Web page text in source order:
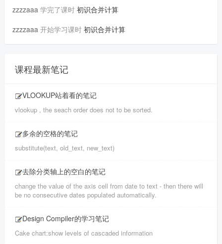
zzzzaaa 学完了课时 初识合并计算
zzzzaaa 开始学习课时 初识合并计算
课程最新笔记
VLOOKUP站着看的笔记
vlookup , the seach order does not to be sorted.
多余的空格的笔记
substitute(text, old_text, new_text)
去除分类轴上的空白的笔记
change the value of the axis cell from date to text - then there will
be no consecutive dates populated automatically.
Design Compiler的学习笔记
Cake chart:show levels of cascaded information